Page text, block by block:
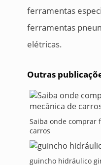
ferramentas
ferramentas
elétricas.
Outras
Saiba onde comprar
carros
guincho hidráulico